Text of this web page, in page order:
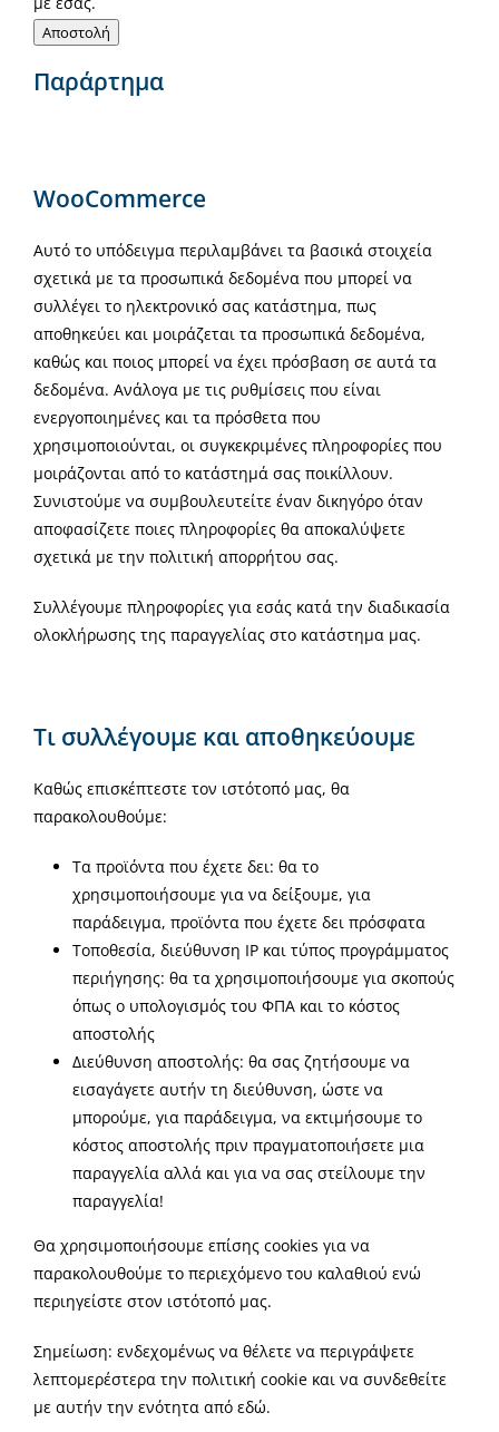
Παράρτημα
WooCommerce
Αυτό το υπόδειγμα περιλαμβάνει τα βασικά στοιχεία
σχετικά με τα προσωπικά δεδομένα που μπορεί να
συλλέγει το ηλεκτρονικό σας κατάστημα, πως
αποθηκεύει και μοιράζεται τα προσωπικά δεδομένα,
καθώς και ποιος μπορεί να έχει πρόσβαση σε αυτά τα
δεδομένα. Ανάλογα με τις ρυθμίσεις που είναι
ενεργοποιημένες και τα πρόσθετα που
χρησιμοποιούνται, οι συγκεκριμένες πληροφορίες που
μοιράζονται από το κατάστημά σας ποικίλλουν.
Συνιστούμε να συμβουλευτείτε έναν δικηγόρο όταν
αποφασίζετε ποιες πληροφορίες θα αποκαλύψετε
σχετικά με την πολιτική απορρήτου σας.
Συλλέγουμε πληροφορίες για εσάς κατά την διαδικασία
ολοκλήρωσης της παραγγελίας στο κατάστημα μας.
Τι συλλέγουμε και αποθηκεύουμε
Καθώς επισκέπτεστε τον ιστότοπό μας, θα
παρακολουθούμε:
Τα προϊόντα που έχετε δει: θα το
χρησιμοποιήσουμε για να δείξουμε, για
παράδειγμα, προϊόντα που έχετε δει πρόσφατα
Τοποθεσία, διεύθυνση IP και τύπος προγράμματος
περιήγησης: θα τα χρησιμοποιήσουμε για σκοπούς
όπως ο υπολογισμός του ΦΠΑ και το κόστος
αποστολής
Διεύθυνση αποστολής: θα σας ζητήσουμε να
εισαγάγετε αυτήν τη διεύθυνση, ώστε να
μπορούμε, για παράδειγμα, να εκτιμήσουμε το
κόστος αποστολής πριν πραγματοποιήσετε μια
παραγγελία αλλά και για να σας στείλουμε την
παραγγελία!
Θα χρησιμοποιήσουμε επίσης cookies για να
παρακολουθούμε το περιεχόμενο του καλαθιού ενώ
περιηγείστε στον ιστότοπό μας.
Σημείωση: ενδεχομένως να θέλετε να περιγράψετε
λεπτομερέστερα την πολιτική cookie και να συνδεθείτε
με αυτήν την ενότητα από εδώ.